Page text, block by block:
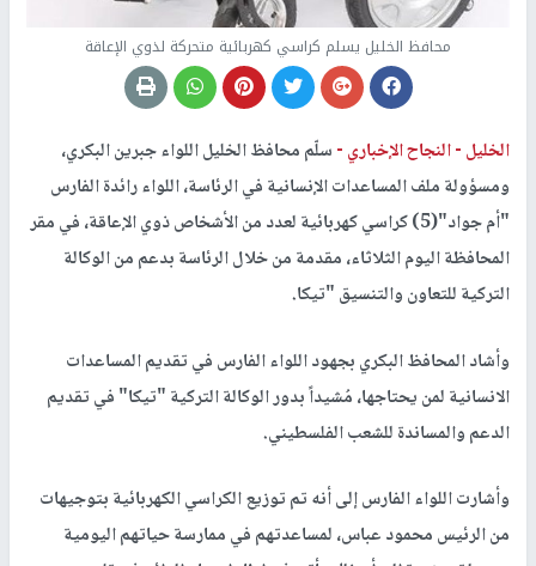
محافظ الخليل يسلم كراسي كهربائية متحركة لذوي الإعاقة
الخليل -النجاح الإخباري -سلّم محافظ الخليل اللواء جبرين البكري،
ومسؤولة ملف المساعدات الإنسانية في الرئاسة، اللواء رائدة الفارس
"أم جواد"(5) كراسي كهربائية لعدد من الأشخاص ذوي الإعاقة، في مقر
المحافظة اليوم الثلاثاء، مقدمة من خلال الرئاسة بدعم من الوكالة
التركية للتعاون والتنسيق "تيكا.
وأشاد المحافظ البكري بجهود اللواء الفارس في تقديم المساعدات
الانسانية لمن يحتاجها، مُشيداً بدور الوكالة التركية "تيكا" في تقديم
الدعم والمساندة للشعب الفلسطيني.
وأشارت اللواء الفارس إلى أنه تم توزيع الكراسي الكهربائية بتوجيهات
من الرئيس محمود عباس، لمساعدتهم في ممارسة حياتهم اليومية